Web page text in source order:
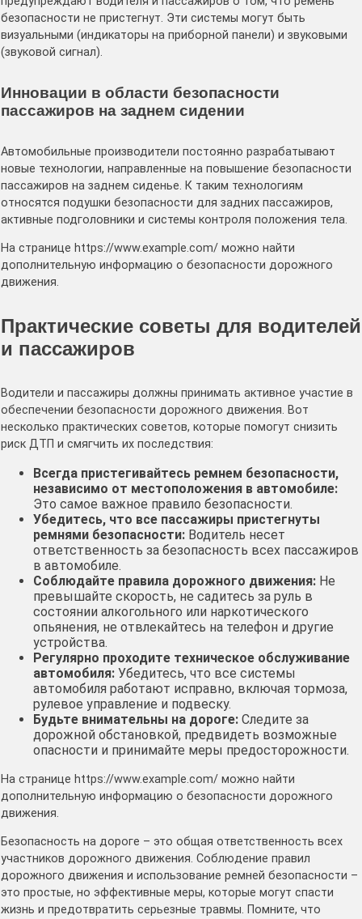
безопасности не пристегнут. Эти системы могут быть
визуальными (индикаторы на приборной панели) и звуковыми
(звуковой сигнал).
Инновации в области безопасности
пассажиров на заднем сидении
Автомобильные производители постоянно разрабатывают
новые технологии, направленные на повышение безопасности
пассажиров на заднем сиденье. К таким технологиям
относятся подушки безопасности для задних пассажиров,
активные подголовники и системы контроля положения тела.
На странице https://www.example.com/ можно найти
дополнительную информацию о безопасности дорожного
движения.
Практические советы для водителей
и пассажиров
Водители и пассажиры должны принимать активное участие в
обеспечении безопасности дорожного движения. Вот
несколько практических советов, которые помогут снизить
риск ДТП и смягчить их последствия:
Всегда пристегивайтесь ремнем безопасности,
независимо от местоположения в автомобиле:
Это самое важное правило безопасности.
Убедитесь, что все пассажиры пристегнуты
ремнями безопасности: Водитель несет
ответственность за безопасность всех пассажиров
в автомобиле.
Соблюдайте правила дорожного движения: Не
превышайте скорость, не садитесь за руль в
состоянии алкогольного или наркотического
опьянения, не отвлекайтесь на телефон и другие
устройства.
Регулярно проходите техническое обслуживание
автомобиля: Убедитесь, что все системы
автомобиля работают исправно, включая тормоза,
рулевое управление и подвеску.
Будьте внимательны на дороге: Следите за
дорожной обстановкой, предвидеть возможные
опасности и принимайте меры предосторожности.
На странице https://www.example.com/ можно найти
дополнительную информацию о безопасности дорожного
движения.
Безопасность на дороге – это общая ответственность всех
участников дорожного движения. Соблюдение правил
дорожного движения и использование ремней безопасности –
это простые, но эффективные меры, которые могут спасти
жизнь и предотвратить серьезные травмы. Помните, что